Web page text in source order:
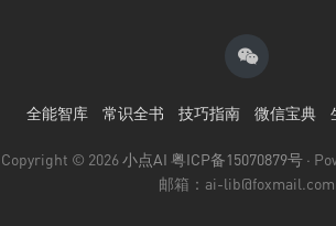
全能智库 常识全书 技巧指南 微信宝典
Copyright © 2026小点AI 粤ICP备15070879号 ·
邮箱：ai-lib@foxmail.com